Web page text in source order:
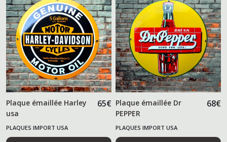
Plaque émaillée Harley
usa
65€
PLAQUES IMPORT USA
Plaque émaillée Dr
PEPPER
68€
PLAQUES IMPORT USA